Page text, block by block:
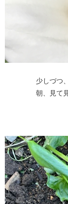
少しづつ、準備
朝、見て見